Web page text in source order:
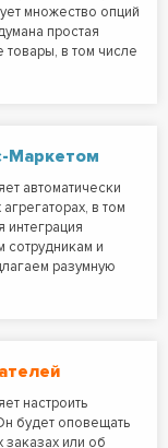
множество опций
простая
товары, в том числе
Маркетом
автоматически
в том
интеграция
сотрудникам и
разумную
настроить
будет оповещать
заказах или об